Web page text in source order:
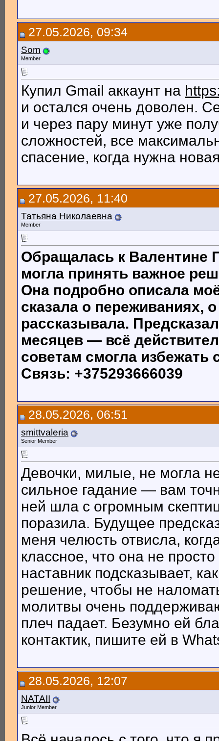
27.05.2026, 09:34
Som
Member
Купил Gmail аккаунт на
и остался очень доволен.
и через пару минут уже
сложностей, все
спасение, когда нужна
27.05.2026, 11:40
Татьяна Николаевна
Member
Обращалась к Валентине
могла принять важное
Она подробно описала
сказала о переживаниях,
рассказывала.
месяцев — всё
советам смогла избежать
Связь: +375293666039
28.05.2026, 06:51
smittvaleria
Senior Member
Девочки, милые, не могла
сильное гадание — вам
ней шла с огромным
поразила. Будущее
меня челюсть отвисла,
классное, что она не
наставник подсказывает,
решение, чтобы не
молитвы очень
плеч падает. Безумно ей
контактик, пишите ей в
28.05.2026, 12:07
NATAII
Junior Member